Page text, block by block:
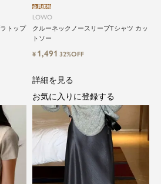
トップ
LOWO
クルーネックノースリーブTシャツ カッ
トソー
会員価格
¥ 1,491 32%OFF
詳細を見る
お気に入りに登録する